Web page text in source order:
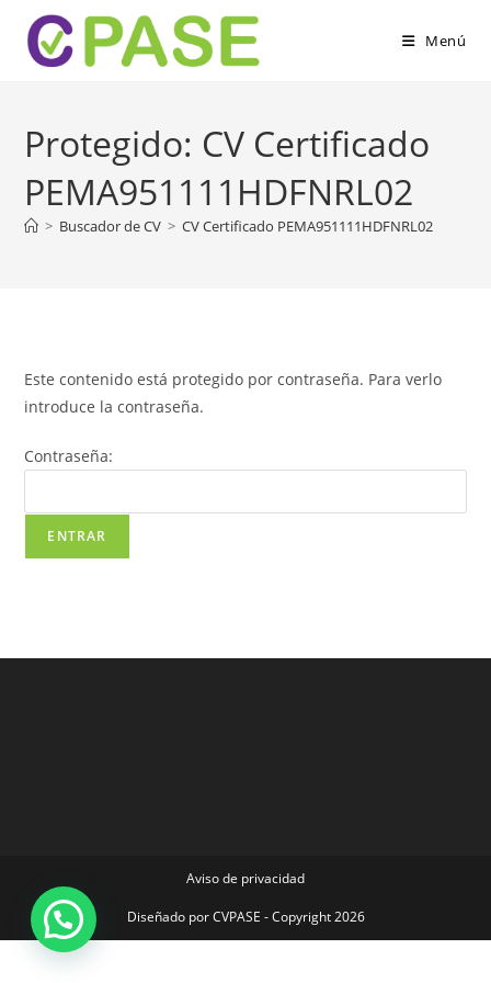
contenido
Menú
Protegido: CV Certificado
PEMA951111HDFNRL02
> Buscador de CV > CV Certificado PEMA951111HDFNRL02
Este contenido está protegido por contraseña. Para verlo
introduce la contraseña.
Contraseña:
Aviso de privacidad
Diseñado porCVPASE - Copyright 2026